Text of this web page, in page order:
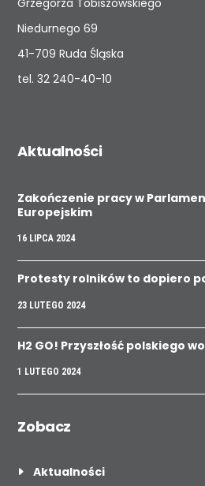
Grzegorza Tobiszowskiego
Niedurnego 69
41-709 Ruda Śląska
tel.32 240-40-10
Aktualności
Zakończenie pracy w
Europejskim
16 LIPCA 2024
Protesty rolników to dopiero
23 LUTEGO 2024
H2 GO! Przyszłość polskiego
1 LUTEGO 2024
Zobacz
Aktualności